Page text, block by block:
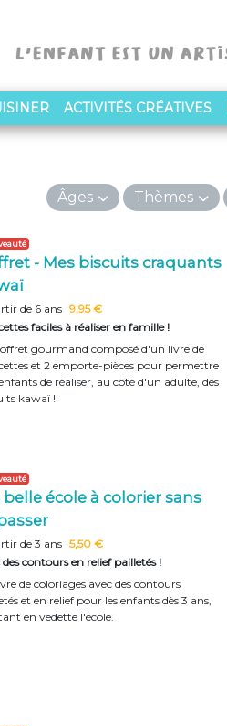
ACTIVITÉS CRÉATIVES
Âges Thèmes
- Mes biscuits craquants
de 6 ans 9,95 €
faciles à réaliser en famille !
gourmand composé d'un livre de
et 2 emporte-pièces pour permettre
de réaliser, au côté d'un adulte, des
kawaï !
belle école à colorier sans
de 3 ans 5,50 €
des contours en relief pailletés !
de coloriages avec des contours
et en relief pour les enfants dès 3 ans,
en vedette l'école.